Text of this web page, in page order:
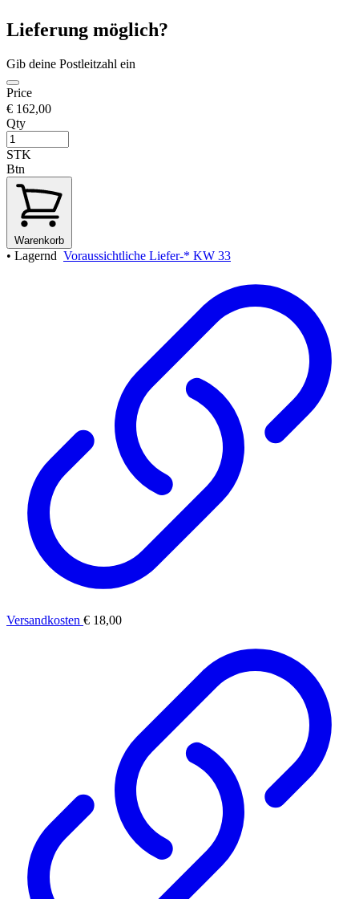
Lieferung möglich?
Gib deine Postleitzahl ein
Price
€ 162,00
Qty
STK
Btn
Warenkorb
• Lagernd Voraussichtliche Liefer-* KW 33
Versandkosten € 18,00